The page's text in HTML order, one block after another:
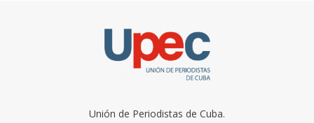
Unión de Periodistas de Cuba.